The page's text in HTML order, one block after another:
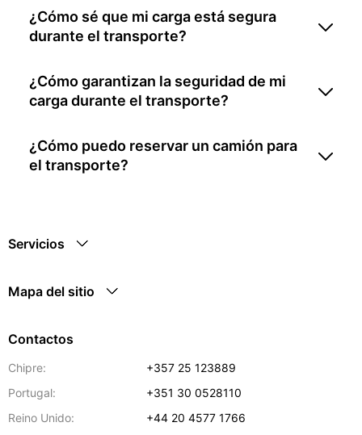
¿Cómo sé que mi carga está segura
durante el transporte?
¿Cómo garantizan la seguridad de mi
carga durante el transporte?
¿Cómo puedo reservar un camión para
el transporte?
Servicios
Mapa del sitio
Contactos
Chipre:
+357 25 123889
Portugal:
+351 30 0528110
Reino Unido:
+44 20 4577 1766